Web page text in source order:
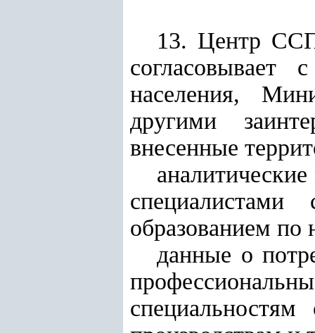
13. Центр
населения,
другими
внесенные
образованием по
данные о